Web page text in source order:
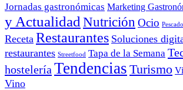
Jornadas gastronómicas Marketing
y Actualidad Nutrición Ocio
Receta Restaurantes Soluciones
restaurantes Streetfood Tapa de la Semana
hostelería Tendencias Turismo
Vino